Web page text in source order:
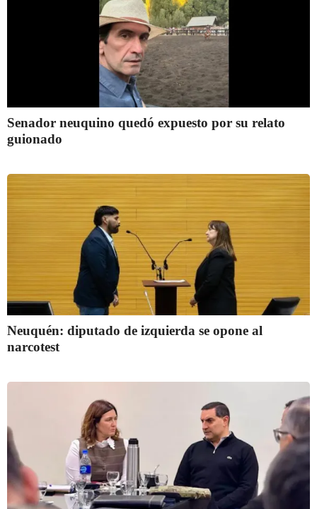
Senador neuquino quedó expuesto por su relato
guionado
Neuquén: diputado de izquierda se opone al
narcotest